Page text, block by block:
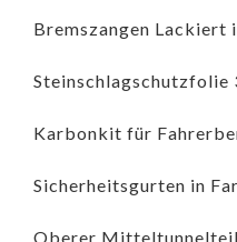
Bremszangen Lackiert
Steinschlagschutzfolie
Karbonkit für
Sicherheitsgurten in
Oberer